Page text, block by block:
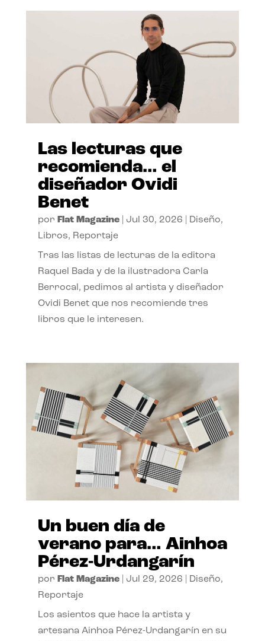
Las lecturas que
recomienda… el
diseñador Ovidi
Benet
por Flat Magazine| Jul 30, 2026 Diseño,
Libros, Reportaje
Tras las listas de lecturas de la editora
Raquel Bada y de la ilustradora Carla
Berrocal, pedimos al artista y diseñador
Ovidi Benet que nos recomiende tres
libros que le interesen.
Un buen día de
verano para… Ainhoa
Pérez-Urdangarín
por Flat Magazine| Jul 29, 2026 Diseño,
Reportaje
Los asientos que hace la artista y
artesana Ainhoa Pérez-Urdangarín en su